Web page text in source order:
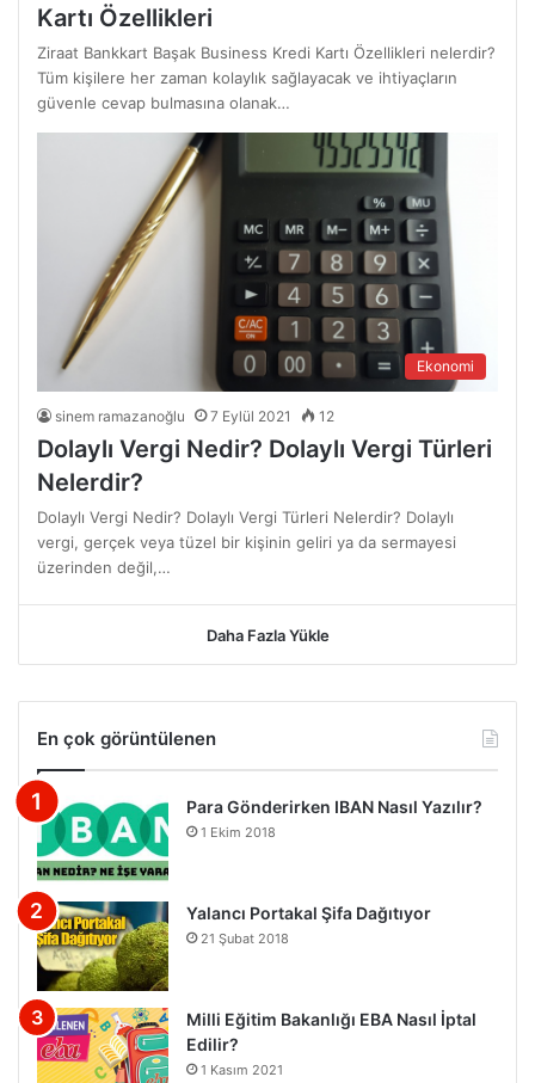
Kartı Özellikleri
Ziraat Bankkart Başak Business Kredi Kartı Özellikleri nelerdir?
Tüm kişilere her zaman kolaylık sağlayacak ve ihtiyaçların
güvenle cevap bulmasına olanak…
Ekonomi
sinem ramazanoğlu 7 Eylül 2021 12
Dolaylı Vergi Nedir? Dolaylı Vergi Türleri
Nelerdir?
Dolaylı Vergi Nedir? Dolaylı Vergi Türleri Nelerdir? Dolaylı
vergi, gerçek veya tüzel bir kişinin geliri ya da sermayesi
üzerinden değil,…
Daha Fazla Yükle
En çok görüntülenen
Para Gönderirken IBAN Nasıl Yazılır?
1 Ekim 2018
Yalancı Portakal Şifa Dağıtıyor
21 Şubat 2018
Milli Eğitim Bakanlığı EBA Nasıl İptal
Edilir?
1 Kasım 2021